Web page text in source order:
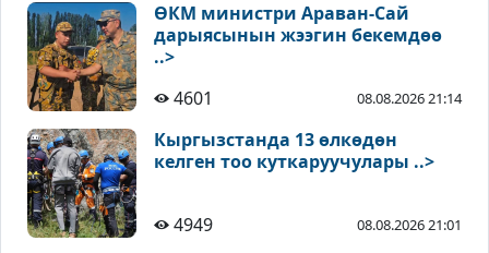
ӨКМ министри Араван-Сай
дарыясынын жээгин бекемдөө
..>
4601
08.08.2026 21:14
Кыргызстанда 13 өлкөдөн
келген тоо куткаруучулары ..>
4949 08.08.2026 21:01